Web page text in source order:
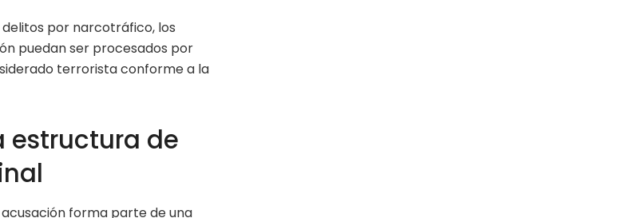
por narcotráfico, los
puedan ser procesados por
terrorista conforme a la
estructura de
forma parte de una